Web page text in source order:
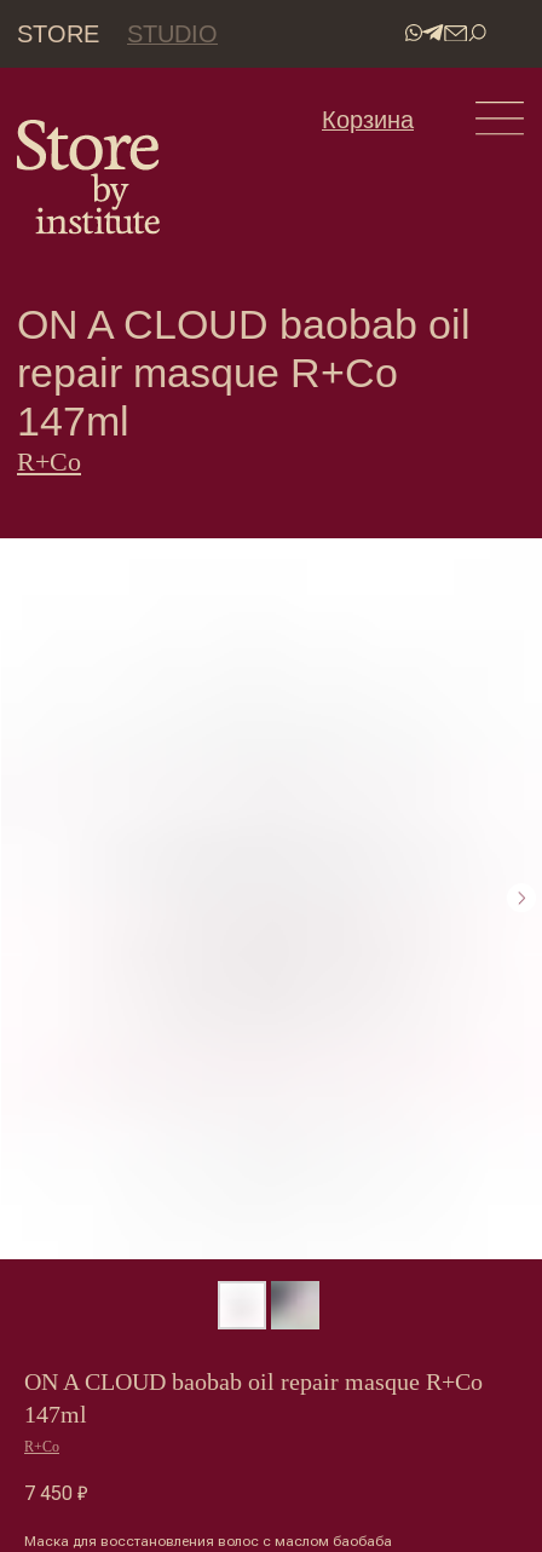
STORE STUDIO
•
ON A CLOUD baobab oil
R+Co
ON A CLOUD baobab oil repair masque R+Co
147ml
R+Co
7 450 ₽
Маска для восстановления волос с маслом баобаба